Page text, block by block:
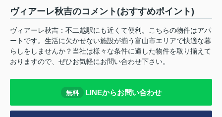
ヴィアーレ秋吉のコメント(おすすめポイント)
ヴィアーレ秋吉：不二越駅にも近くて便利。こちらの物件はアパ
ートです。生活に欠かせない施設が揃う富山市エリアで快適な暮
らしをしませんか？当社は様々な条件に適した物件を取り揃えて
おりますので、ぜひお気軽にお問い合わせ下さい。
無料 LINEからお問い合わせ